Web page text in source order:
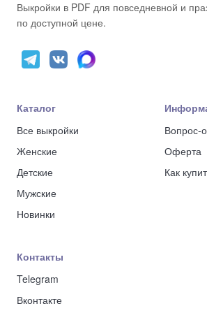
Выкройки в PDF для повседневной и
по доступной цене.
Каталог
Все выкройки
Женские
Детские
Мужские
Новинки
Вопрос-
Оферта
Как
Контакты
Telegram
Вконтакте